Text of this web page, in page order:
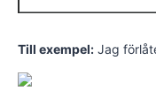
Till exempel: Jag